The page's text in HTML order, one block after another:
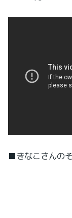
■きなこさんの